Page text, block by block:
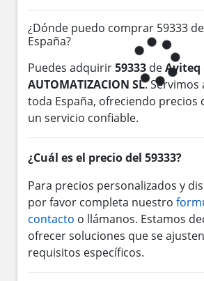
¿Dónde puedo comprar 59333
España?
Puedes adquirir59333 deAviteq
AUTOMATIZACION SL. Servimos
toda España, ofreciendo precios
un servicio confiable.
¿Cuál es el precio del 59333?
Para precios personalizados y
por favor completa nuestro
contacto o llámanos. Estamos
ofrecer soluciones que se
requisitos específicos.